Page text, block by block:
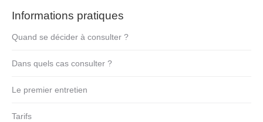
Informations pratiques
Quand se décider à consulter ?
Dans quels cas consulter ?
Le premier entretien
Tarifs